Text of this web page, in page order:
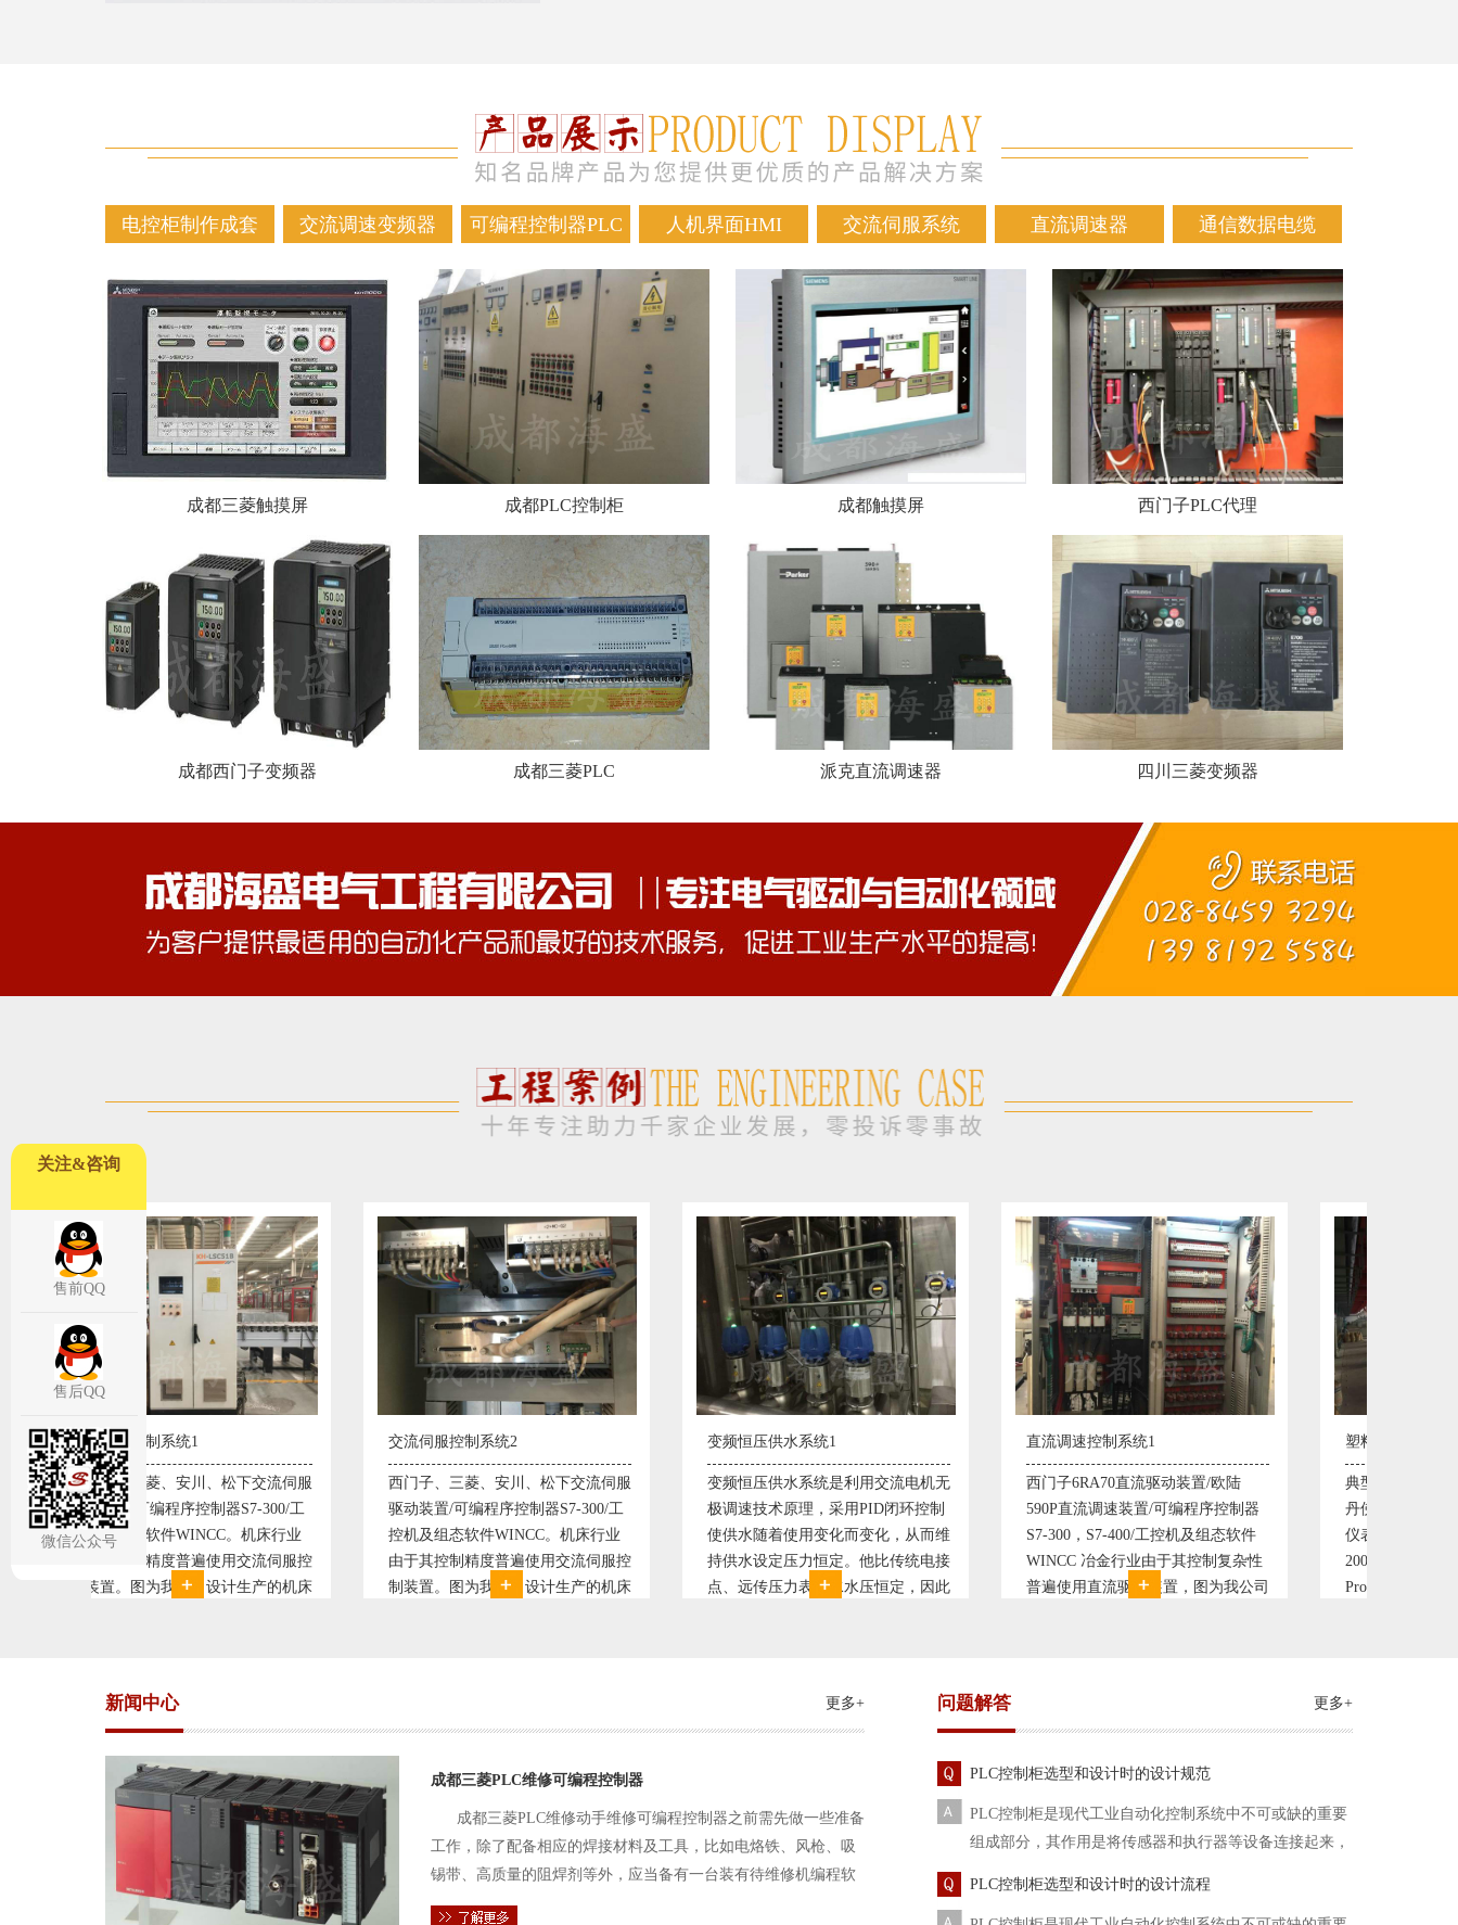
电控柜制作成套 交流调速变频器 可编程控制器PLC 人机界面HMI 交流伺服系统 直流调速器 通信数据电缆
成都三菱触摸屏 成都PLC控制柜 成都触摸屏 西门子PLC代理
成都西门子变频器 成都三菱PLC 派克直流调速器 四川三菱变频器
流伺服
300/工
行业
交流伺服控制系统2
西门子、三菱、安川、松下交流伺服
驱动装置/可编程序控制器S7-300/工
控机及组态软件WINCC。机床行业
由于其控制精度普遍使用交流伺服控
制装置。图为我公司设计生产的机床
变频恒压供水系统1
变频恒压供水系统是利用交流电机无
极调速技术原理，采用PID闭环控制
使供水随着使用变化而变化，从而维
持供水设定压力恒定。他比传统电接
点、远传压力表供水水压恒定，因此
直流调速控制系统1
西门子6RA70直流驱动装置/欧陆
590P直流调速装置/可编程序控制器
S7-300，S7-400/工控机及组态软件
WINCC 冶金行业由于其控制复杂性
普遍使用直流驱动装置，图为我公司
塑料机械控制系统1
典型的塑料生产线电控系统配置：
丹佛斯变频器VLT5000， RKC温控
仪表， 西门子可编程序控制器S7-
200， 工控组态软件WINCC或
Protool或组态王。 使用在生产塑料
新闻中心 更多+
成都三菱PLC维修可编程控制器
成都三菱PLC维修动手维修可编程控制器之前需先做一些准备
工作，除了配备相应的焊接材料及工具，比如电烙铁、风枪、吸
锡带、高质量的阻焊剂等外，应当备有一台装有待维修机编程软
件的电路及通信电缆。这一是由于待修机常常是从工作系统中拆
问题解答 更多+
PLC控制柜选型和设计时的设计规范
PLC控制柜是现代工业自动化控制系统中不可或缺的重要
组成部分，其作用是将传感器和执行器等设备连接起来，
PLC控制柜选型和设计时的设计流程
关注&咨询
售前QQ
售后QQ
微信公众号